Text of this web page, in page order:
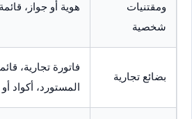
ومقتنيات
شخصية
هوية أو جواز،
بضائع تجارية
فاتورة تجارية،
المستورد، أكواد